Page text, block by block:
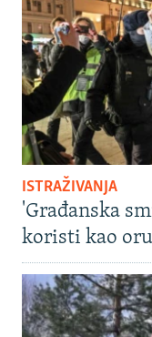
ISTRAŽIVANJA
'Građanska
koristi kao